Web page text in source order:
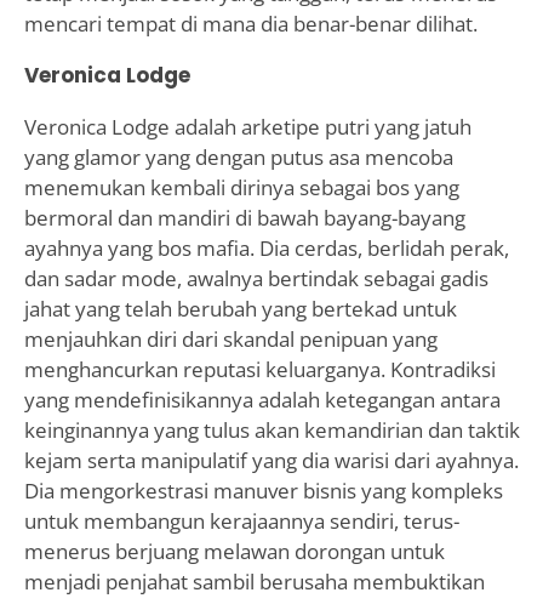
mencari tempat di mana dia benar-benar dilihat.
Veronica Lodge
Veronica Lodge adalah arketipe putri yang jatuh
yang glamor yang dengan putus asa mencoba
menemukan kembali dirinya sebagai bos yang
bermoral dan mandiri di bawah bayang-bayang
ayahnya yang bos mafia. Dia cerdas, berlidah perak,
dan sadar mode, awalnya bertindak sebagai gadis
jahat yang telah berubah yang bertekad untuk
menjauhkan diri dari skandal penipuan yang
menghancurkan reputasi keluarganya. Kontradiksi
yang mendefinisikannya adalah ketegangan antara
keinginannya yang tulus akan kemandirian dan taktik
kejam serta manipulatif yang dia warisi dari ayahnya.
Dia mengorkestrasi manuver bisnis yang kompleks
untuk membangun kerajaannya sendiri, terus-
menerus berjuang melawan dorongan untuk
menjadi penjahat sambil berusaha membuktikan